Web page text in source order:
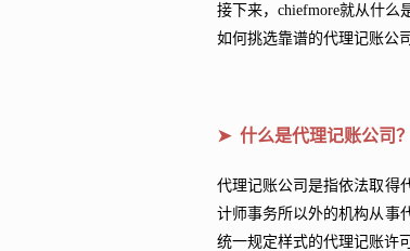
接下来，chiefmore就从什么
如何挑选靠谱的代理记账公
➤ 什么是代理记账公司？
代理记账公司是指依法取得
计师事务所以外的机构从事
统一规定样式的代理记账许